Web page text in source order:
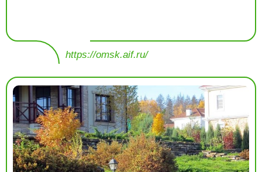
https://omsk.aif.ru/